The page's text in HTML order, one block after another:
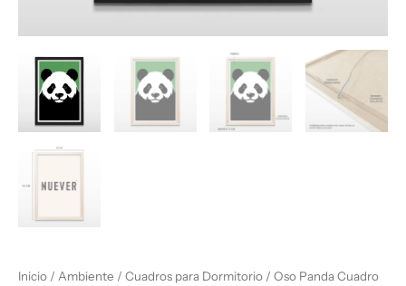
Inicio / Ambiente / Cuadros para Dormitorio / Oso Panda Cuadro